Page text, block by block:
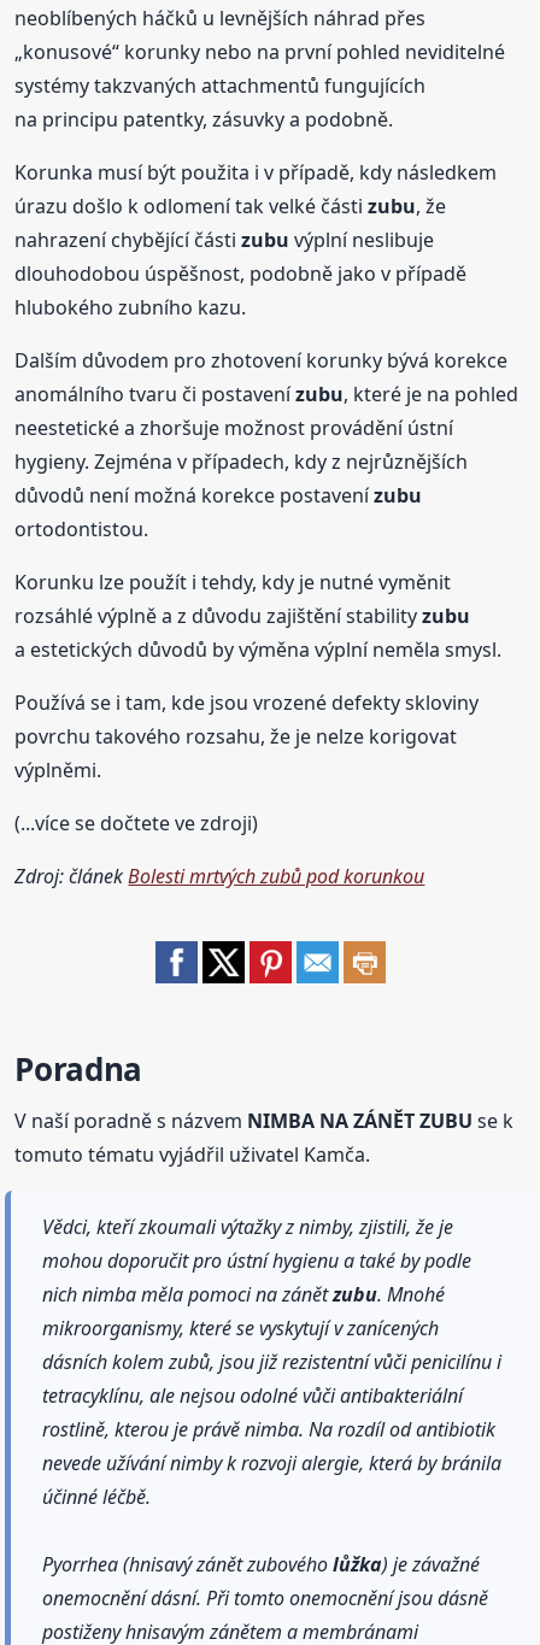
neoblíbených háčků u levnějších náhrad přes
„konusové“ korunky nebo na první pohled neviditelné
systémy takzvaných attachmentů fungujících
na principu patentky, zásuvky a podobně.
Korunka musí být použita i v případě, kdy následkem
úrazu došlo k odlomení tak velké částizubu, že
nahrazení chybějící částizubu výplní neslibuje
dlouhodobou úspěšnost, podobně jako v případě
hlubokého zubního kazu.
Dalším důvodem pro zhotovení korunky bývá korekce
anomálního tvaru či postavenízubu, které je na pohled
neestetické a zhoršuje možnost provádění ústní
hygieny. Zejména v případech, kdy z nejrůznějších
důvodů není možná korekce postavenízubu
ortodontistou.
Korunku lze použít i tehdy, kdy je nutné vyměnit
rozsáhlé výplně a z důvodu zajištění stabilityzubu
a estetických důvodů by výměna výplní neměla smysl.
Používá se i tam, kde jsou vrozené defekty skloviny
povrchu takového rozsahu, že je nelze korigovat
výplněmi.
(...více se dočtete ve zdroji)
Zdroj: článekBolesti mrtvých zubů pod korunkou
Poradna
V naší poradně s názvem NIMBA NA ZÁNĚT ZUBU se k
tomuto tématu vyjádřil uživatel Kamča.
Vědci, kteří zkoumali výtažky z nimby, zjistili, že je
mohou doporučit pro ústní hygienu a také by podle
nich nimba měla pomoci na zánětzubu. Mnohé
mikroorganismy, které se vyskytují v zanícených
dásních kolem zubů, jsou již rezistentní vůči penicilínu i
tetracyklínu, ale nejsou odolné vůči antibakteriální
rostlině, kterou je právě nimba. Na rozdíl od antibiotik
nevede užívání nimby k rozvoji alergie, která by bránila
účinné léčbě.
Pyorrhea (hnisavý zánět zubovéholůžka) je závažné
onemocnění dásní. Při tomto onemocnění jsou dásně
postiženy hnisavým zánětem a membránami